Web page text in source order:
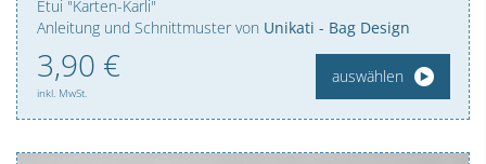
Etui "Karten-Karli"
Anleitung und Schnittmuster von Unikati - Bag Design
3,90 €
inkl. MwSt.
auswählen